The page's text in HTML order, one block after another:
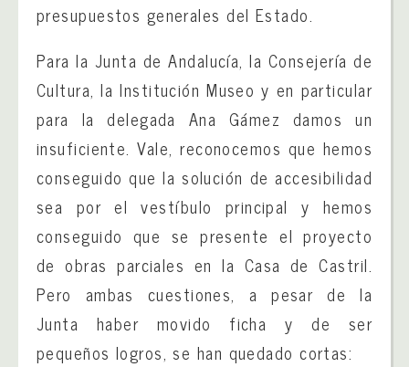
presupuestos generales del Estado.
Para la Junta de Andalucía, la Consejería de
Cultura, la Institución Museo y en particular
para la delegada Ana Gámez damos un
insuficiente. Vale, reconocemos que hemos
conseguido que la solución de accesibilidad
sea por el vestíbulo principal y hemos
conseguido que se presente el proyecto
de obras parciales en la Casa de Castril.
Pero ambas cuestiones, a pesar de la
Junta haber movido ficha y de ser
pequeños logros, se han quedado cortas: